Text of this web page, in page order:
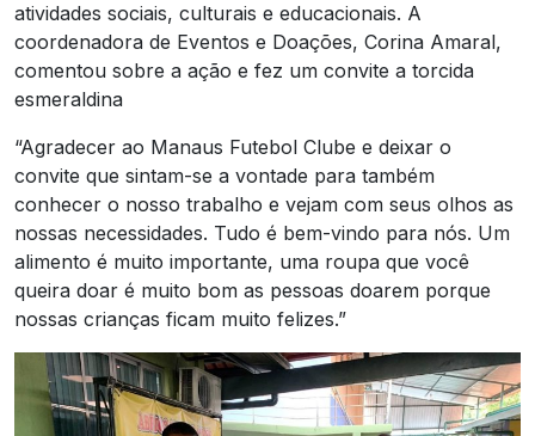
atividades sociais, culturais e educacionais. A
coordenadora de Eventos e Doações, Corina Amaral,
comentou sobre a ação e fez um convite a torcida
esmeraldina
“Agradecer ao Manaus Futebol Clube e deixar o
convite que sintam-se a vontade para também
conhecer o nosso trabalho e vejam com seus olhos as
nossas necessidades. Tudo é bem-vindo para nós. Um
alimento é muito importante, uma roupa que você
queira doar é muito bom as pessoas doarem porque
nossas crianças ficam muito felizes.”